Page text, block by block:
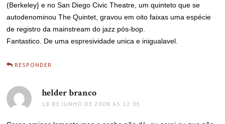
(Berkeley} e no San Diego Civic Theatre, um quinteto que se
autodenominou The Quintet, gravou em oito faixas uma espécie
de registro da mainstream do jazz pós-bop.
Fantastico. De uma espresividade unica e inigualavel.
RESPONDER
helder branco
18 DE JUNHO DE 2008 ÀS 12:05